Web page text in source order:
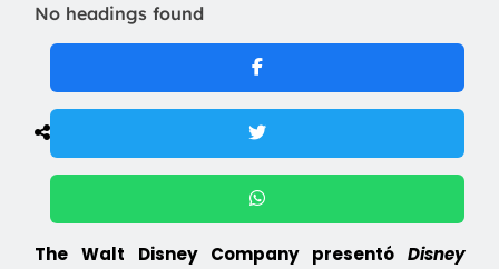
No headings found
The Walt Disney Company presentó Disney